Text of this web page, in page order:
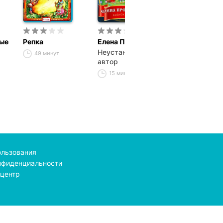
Репка
49 минут
Елена Премудрая
Неустановленный
автор
15 минут